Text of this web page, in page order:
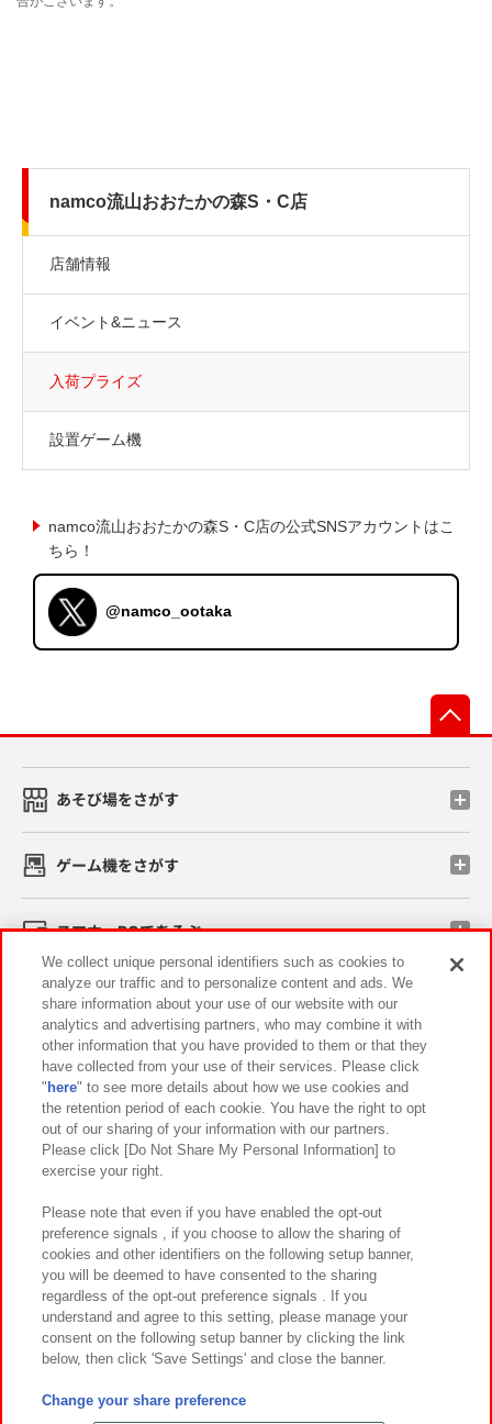
namco流山おおたかの森S・C店
店舗情報
イベント&ニュース
入荷プライズ
設置ゲーム機
namco流山おおたかの森S・C店の公式SNSアカウントはこ
ちら！
@namco_ootaka
あそび場をさがす
ゲーム機をさがす
スマホ・PCであそぶ
イベント・キャンペーン
関連会社 サステナビリティ サイトポリシー
プライバシーポリシー ウェブアクセシビリティ方針と検証結果
お取引先さまとともに
カスタマーハラスメント対応方針 よくあるご質問・お問い合わせ
©Bandai Namco Amusement Inc.
©Bandai Namco Amusement Lab Inc.
We collect unique personal identifiers such as cookies to
analyze our traffic and to personalize content and ads. We
share information about your use of our website with our
analytics and advertising partners, who may combine it with
other information that you have provided to them or that they
have collected from your use of their services. Please click
" here" to see more details about how we use cookies and
the retention period of each cookie. You have the right to opt
out of our sharing of your information with our partners.
Please click [Do Not Share My Personal Information] to
exercise your right.
Please note that even if you have enabled the opt-out
preference signals , if you choose to allow the sharing of
cookies and other identifiers on the following setup banner,
you will be deemed to have consented to the sharing
regardless of the opt-out preference signals . If you
understand and agree to this setting, please manage your
consent on the following setup banner by clicking the link
below, then click 'Save Settings' and close the banner.
Change your share preference